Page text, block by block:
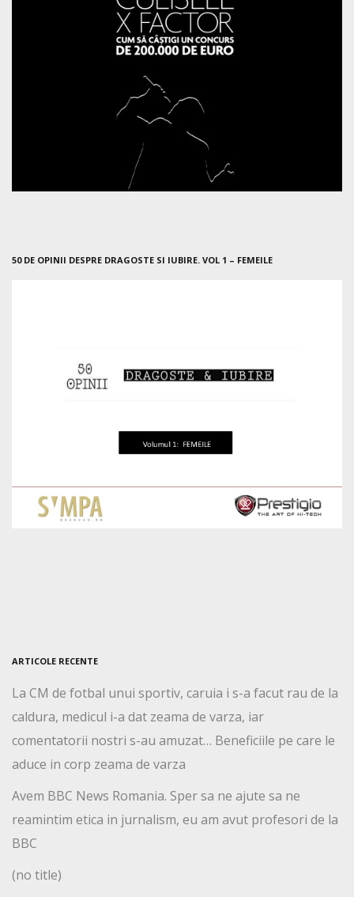
50 DE OPINII DESPRE DRAGOSTE SI IUBIRE. VOL 1 – FEMEILE
ARTICOLE RECENTE
La CM de fotbal unui sportiv, caruia i s-a facut rau de la
caldura, medicul i-a dat zeama de varza, iar
comentatorii nostri s-au amuzat… Beneficiile pe care le
aduce in corp zeama de varza
Avem BBC News Romania. Sper sa ne ajute sa ne
reamintim etica in jurnalism, eu am avut profesori de la
BBC
(no title)